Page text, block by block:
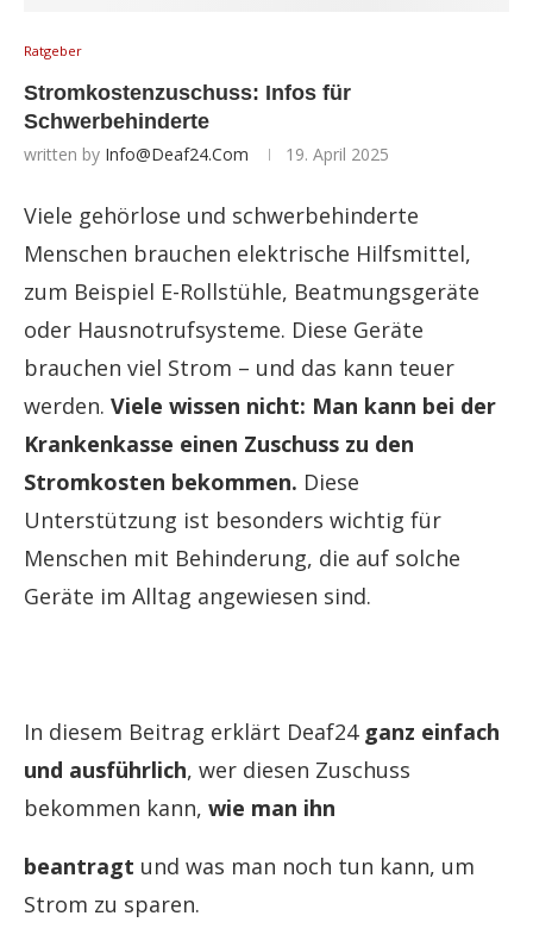
Ratgeber
Stromkostenzuschuss: Infos für
Schwerbehinderte
written by Info@deaf24.com 19. April 2025
Viele gehörlose und schwerbehinderte
Menschen brauchen elektrische Hilfsmittel,
zum Beispiel E-Rollstühle, Beatmungsgeräte
oder Hausnotrufsysteme. Diese Geräte
brauchen viel Strom – und das kann teuer
werden. Viele wissen nicht: Man kann bei der
Krankenkasse einen Zuschuss zu den
Stromkosten bekommen. Diese
Unterstützung ist besonders wichtig für
Menschen mit Behinderung, die auf solche
Geräte im Alltag angewiesen sind.
In diesem Beitrag erklärt Deaf24 ganz einfach
und ausführlich, wer diesen Zuschuss
bekommen kann, wie man ihn
beantragt und was man noch tun kann, um
Strom zu sparen.